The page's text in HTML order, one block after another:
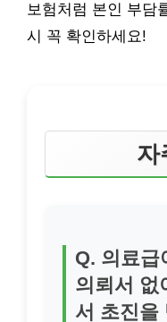
보험처럼 본인 부담
시 꼭 확인하세요!
자
Q. 의료급
의뢰서 없
서 초진을